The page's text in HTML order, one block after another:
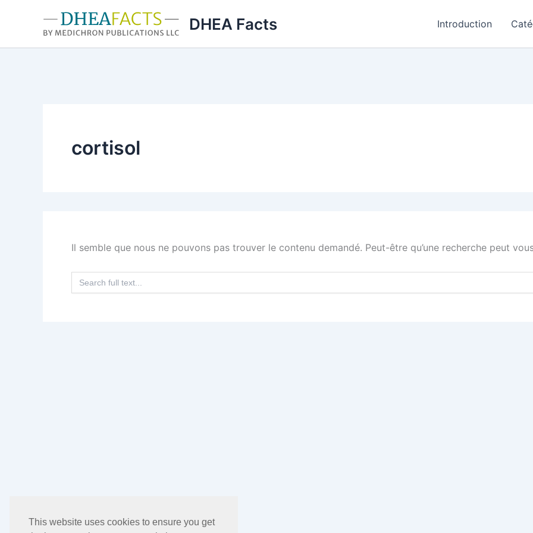
This website uses cookies to ensure you get
DHEA Facts Introduction
cortisol
Il semble que nous ne pouvons pas trouver le contenu demandé. Peut-être qu’une recherche peut
Search
for: